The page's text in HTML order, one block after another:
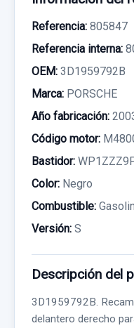
Referencia: 805847
Referencia interna:
OEM: 3D1959792B
Marca: PORSCHE
Año fabricación:
Código motor:
Bastidor:
Color: Negro
Combustible:
Versión: S
Descripción del
3D1959792B.
delantero derecho